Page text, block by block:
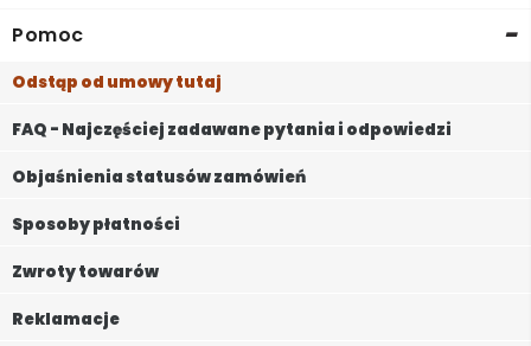
Pomoc -
Odstąp od umowy tutaj
FAQ - Najczęściej zadawane pytania i odpowiedzi
Objaśnienia statusów zamówień
Sposoby płatności
Zwroty towarów
Reklamacje